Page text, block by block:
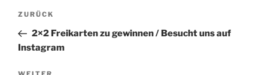
Beitragsnavigation
Vorheriger
Beitrag
ZURÜCK
2×2 Freikarten zu gewinnen / Besucht uns auf
Instagram